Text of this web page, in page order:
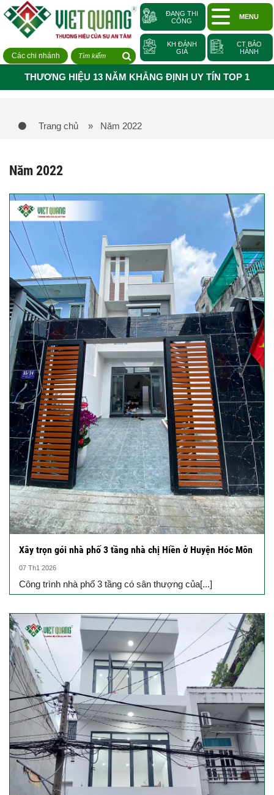
Các chi nhánh
ĐANG THI
CÔNG
MENU
KH ĐÁNH
GIÁ
CT BẢO
HÀNH
THƯƠNG HIỆU 13 NĂM KHẲNG ĐỊNH UY TÍN TOP 1
Trang chủ » Năm 2022
Năm 2022
Xây trọn gói nhà phố 3 tầng nhà chị Hiền ở Huyện Hóc Môn
07 Th1 2026
Công trình nhà phố 3 tầng có sân thượng của[...]